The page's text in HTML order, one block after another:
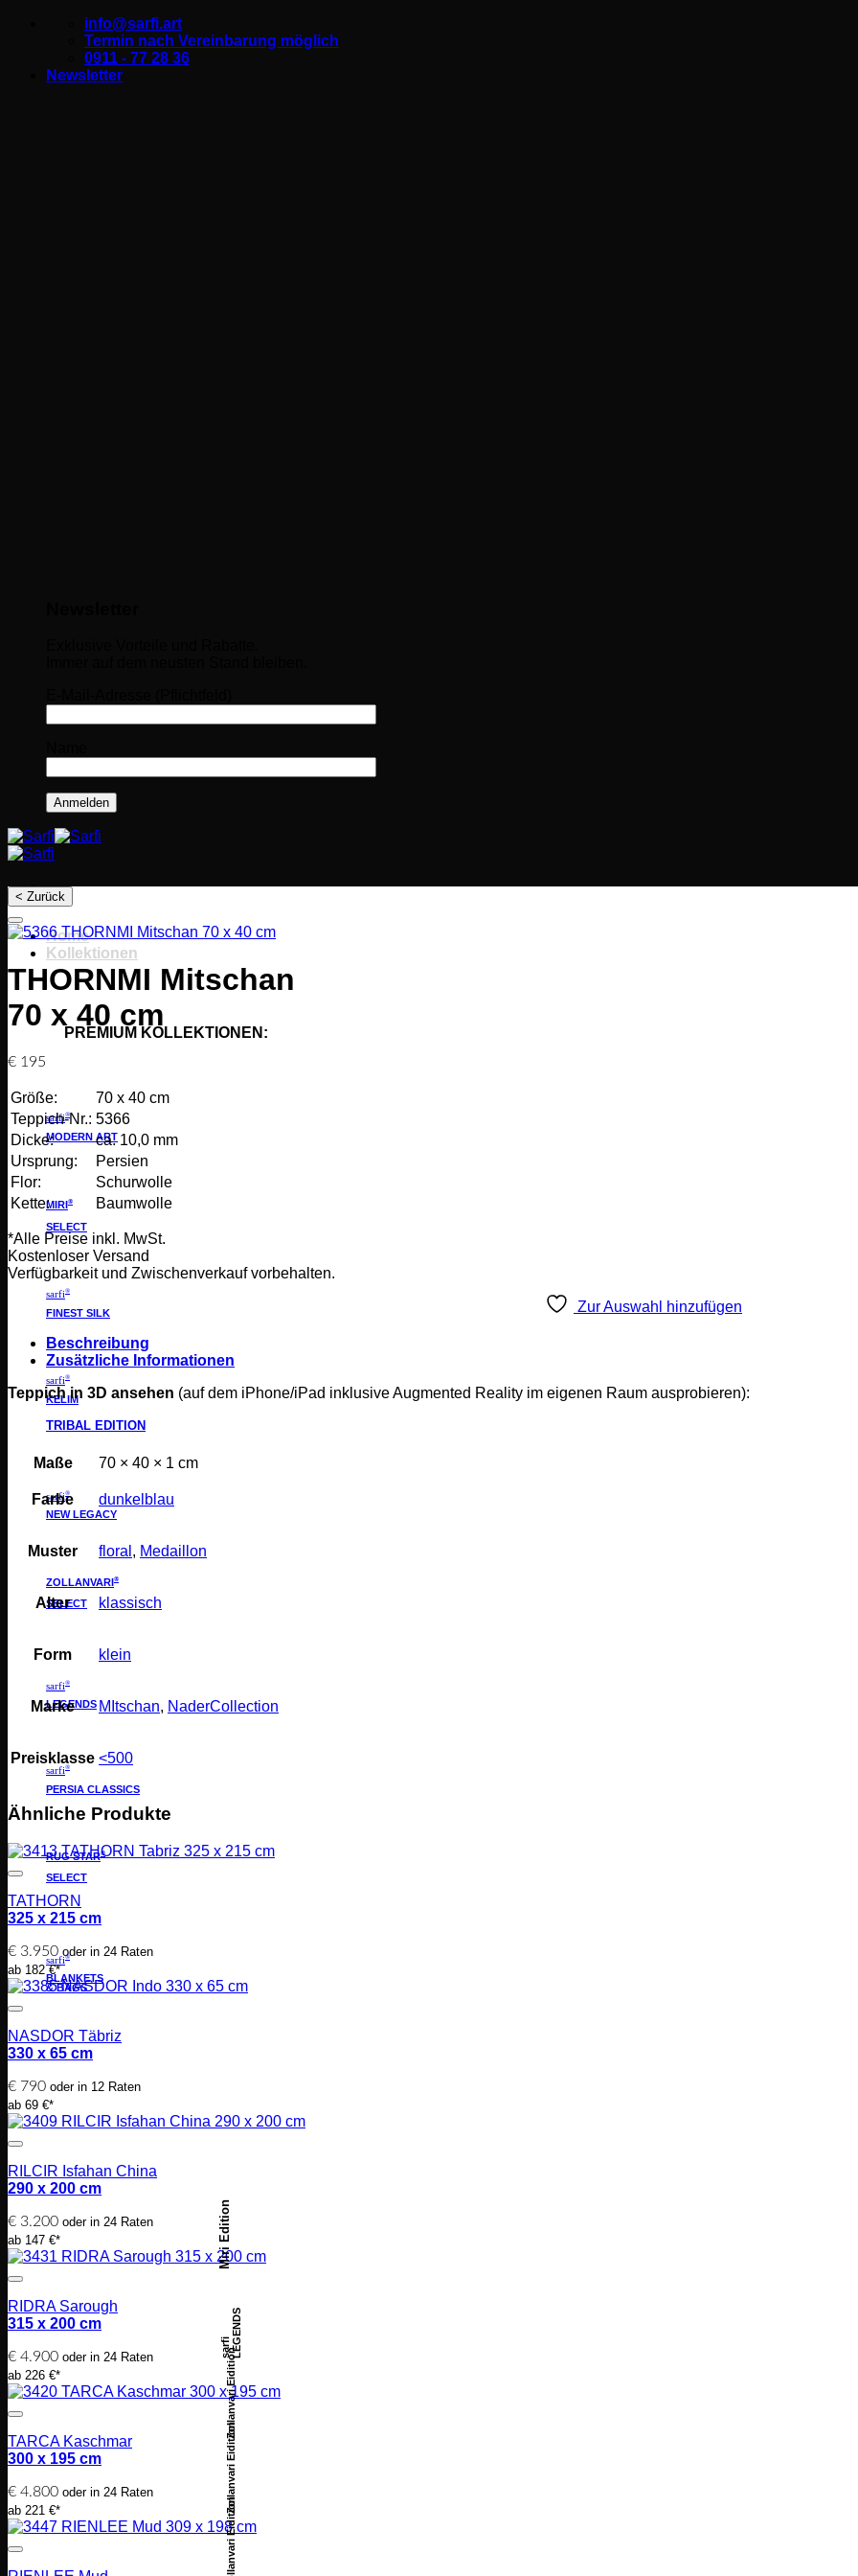
info@sarfi.art
Termin nach Vereinbarung möglich
0911 - 77 28 36
Newsletter
Home
Kollektionen
PREMIUM KOLLEKTIONEN:
sarfi®
MODERN ART
MIRI ®
SELECT
sarfi®
FINEST SILK
sarfi®
KELIM
TRIBAL EDITION
sarfi®
NEW LEGACY
ZOLLANVARI®
SELECT
sarfi®
LEGENDS
sarfi®
PERSIA CLASSICS
RUG STAR®
SELECT
sarfi®
BLANKETS
& BAGS
Miri Edition
sarfiLEGENDS
Zollanvari Eidition
Zollanvari Eidition
Zollanvari Eidition
< Zurück
THORNMI Mitschan
70 x 40 cm
€ 195
Größe:
70 x 40 cm
Teppich-Nr.: 5366
Dicke:
ca. 10,0 mm
Ursprung:
Persien
Flor:
Schurwolle
Kette:
Baumwolle
*Alle Preise inkl. MwSt.
Kostenloser Versand
Verfügbarkeit und Zwischenverkauf vorbehalten.
Zur Auswahl hinzufügen
Beschreibung
Zusätzliche Informationen
Teppich in 3D ansehen (auf dem iPhone/iPad inklusive Augmented Reality im eigenen Raum ausprobieren):
Maße 70 × 40 × 1 cm
Farbe dunkelblau
Muster floral , Medaillon
Alter klassisch
Form klein
Marke MItschan, NaderCollection
Preisklasse <500
Ähnliche Produkte
TATHORN
325 x 215 cm
€ 3.950 oder in 24 Raten
ab 182 €*
NASDOR Täbriz
330 x 65 cm
€ 790 oder in 12 Raten
ab 69 €*
RILCIR Isfahan China
290 x 200 cm
€ 3.200 oder in 24 Raten
ab 147 €*
RIDRA Sarough
315 x 200 cm
€ 4.900 oder in 24 Raten
ab 226 €*
TARCA Kaschmar
300 x 195 cm
€ 4.800 oder in 24 Raten
ab 221 €*